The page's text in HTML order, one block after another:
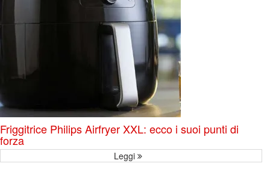
Friggitrice Philips Airfryer XXL: ecco i suoi punti di
forza
Leggi